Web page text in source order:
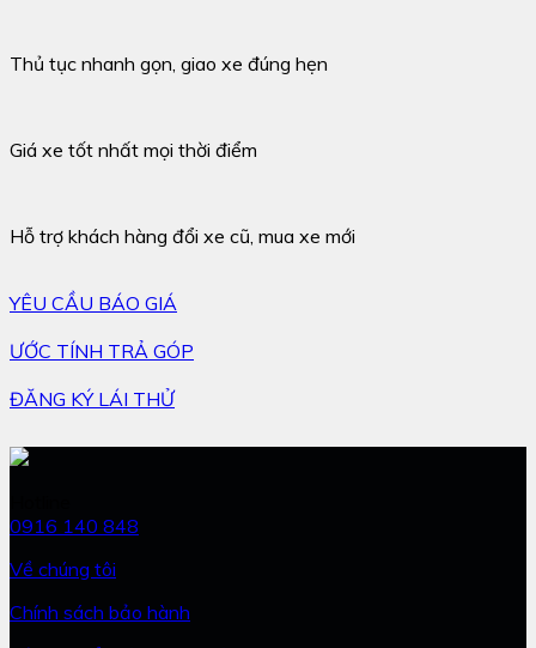
Thủ tục nhanh gọn, giao xe đúng hẹn
Giá xe tốt nhất mọi thời điểm
Hỗ trợ khách hàng đổi xe cũ, mua xe mới
YÊU CẦU BÁO GIÁ
ƯỚC TÍNH TRẢ GÓP
ĐĂNG KÝ LÁI THỬ
0916 140 848
Về chúng tôi
Chính sách bảo hành